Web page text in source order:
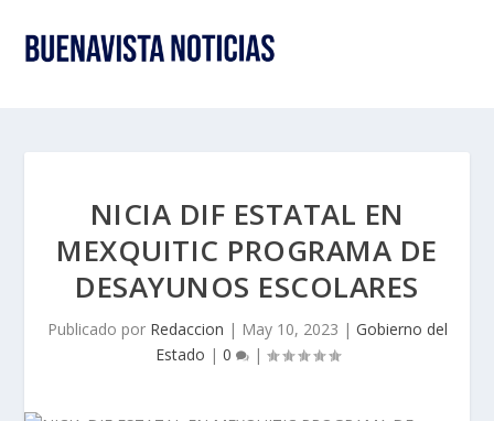
NICIA DIF ESTATAL EN
MEXQUITIC PROGRAMA DE
DESAYUNOS ESCOLARES
Publicado por Redaccion | May 10, 2023 | Gobierno del
Estado | 0 |